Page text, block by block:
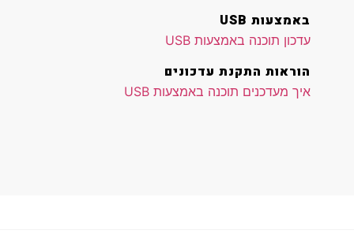
באמצעות USB
עדכון תוכנה באמצעות USB
הוראות התקנת עדכונים
איך מעדכנים תוכנה באמצעות USB